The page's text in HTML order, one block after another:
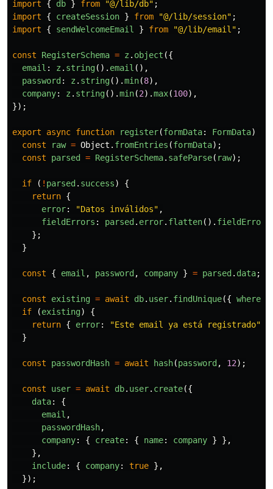
import { db } from "@/lib/db" ;
import
{ createSession } from "@/lib/session" ;
import
{ sendWelcomeEmail } from "@/lib/email " ;
const RegisterSchema = z . object ({
email : z . string(). email (),
password : z . string().min(8),
company: z . string().min(2).max(100),
});
export async function register(formData: FormData)
const
raw = Object . fromEntries (formData);
const
parsed = RegisterSchema. safeParse( raw);
if ( ! parsed . success)
{
return {
error: "Datos inválidos" ,
fieldErrors : parsed . error. flatten(). fieldErrors
};
}
const { email , password , company } = parsed . data;
const existing = await db. user. findUnique({ where
if
(existing)
{
return { error: "Este email ya está registrado"
}
const passwordHash = await hash(password , 12);
const user = await db. user. create({
data:
{
email ,
passwordHash,
company: { create: { name: company }
},
},
include: { company: true },
});